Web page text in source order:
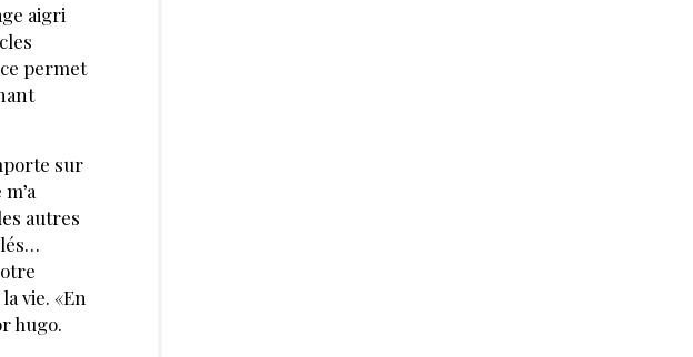
aigri
permet
sur
autres
vie. «En
hugo.